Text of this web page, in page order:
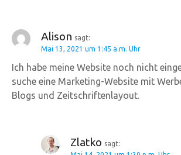
Alison sagt:
Mai 13, 2021 um 1:45 a.m. Uhr
Ich habe meine Website noch nicht
suche eine Marketing-Website mit
Blogs und Zeitschriftenlayout.
Zlatko sagt: